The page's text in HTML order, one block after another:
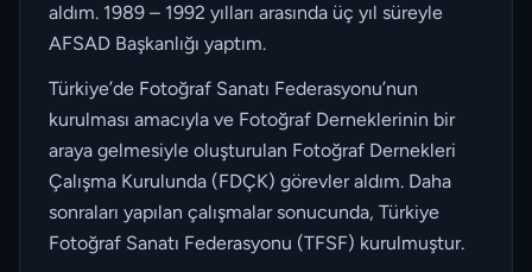
aldım. 1989 – 1992 yılları arasında üç yıl süreyle
AFSAD Başkanlığı yaptım.
Türkiye’de Fotoğraf Sanatı Federasyonu’nun
kurulması amacıyla ve Fotoğraf Derneklerinin bir
araya gelmesiyle oluşturulan Fotoğraf Dernekleri
Çalışma Kurulunda (FDÇK) görevler aldım. Daha
sonraları yapılan çalışmalar sonucunda, Türkiye
Fotoğraf Sanatı Federasyonu (TFSF) kurulmuştur.